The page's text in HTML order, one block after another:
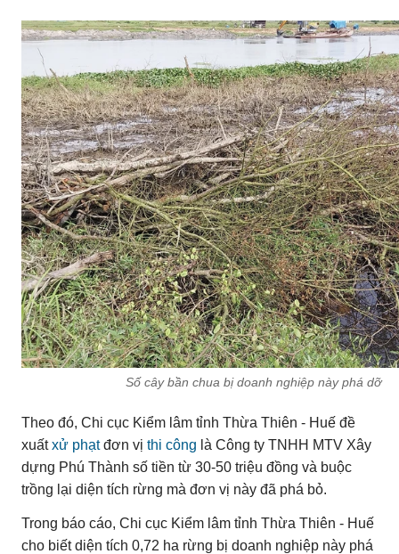
Số cây bần chua bị doanh nghiệp này phá dỡ
Theo đó, Chi cục Kiểm lâm tỉnh Thừa Thiên - Huế đề
xuấtxử phạtđơn vị thi công là Công ty TNHH MTV Xây
dựng Phú Thành số tiền từ 30-50 triệu đồng và buộc
trồng lại diện tích rừng mà đơn vị này đã phá bỏ.
Trong báo cáo, Chi cục Kiểm lâm tỉnh Thừa Thiên - Huế
cho biết diện tích 0,72 ha rừng bị doanh nghiệp này phá